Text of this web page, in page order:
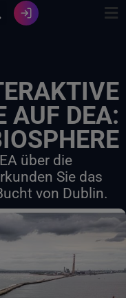
AUF DEA:
über die
Sie das
von Dublin.